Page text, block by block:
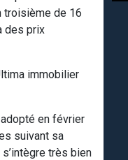
troisième de 16
des prix
immobilier
en février
suivant sa
très bien